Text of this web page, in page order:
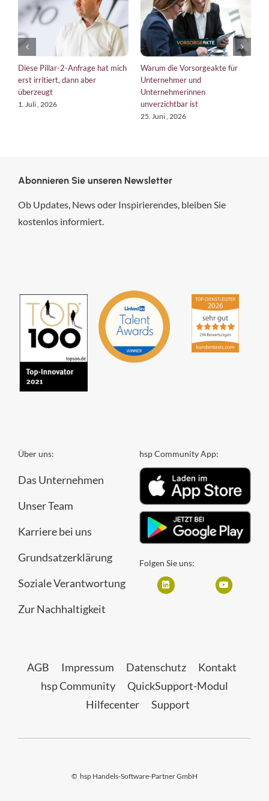
Diese Pillar-2-Anfrage hat mich
erst irritiert, dann aber
überzeugt
1. Juli , 2026
Warum die Vorsorgeakte für
Unternehmer und
Unternehmerinnen
unverzichtbar ist
25. Juni , 2026
Abonnieren Sie unseren Newsletter
Ob Updates, News oder Inspirierendes, bleiben Sie
kostenlos informiert.
Über uns:
Das Unternehmen
Unser Team
Karriere bei uns
Grundsatzerklärung
Soziale Verantwortung
Zur Nachhaltigkeit
hsp Community App:
Folgen Sie uns:
© hsp Handels-Software-Partner GmbH
AGB Impressum Datenschutz
Kontakt
hsp Community
QuickSupport-Modul
Hilfecenter
Support